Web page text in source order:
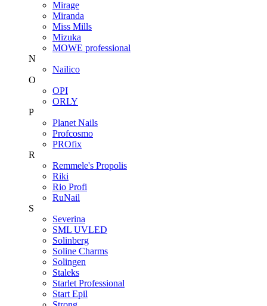
Mirage
Miranda
Miss Mills
Mizuka
MOWE professional
N
Nailico
O
OPI
ORLY
P
Planet Nails
Profcosmo
PROfix
R
Remmele's Propolis
Riki
Rio Profi
RuNail
S
Severina
SML UVLED
Solinberg
Soline Charms
Solingen
Staleks
Starlet Professional
Start Epil